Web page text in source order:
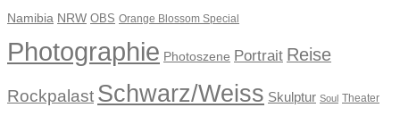
Namibia NRW OBS Orange Blossom Special
Photographie Photoszene Portrait Reise
Rockpalast Schwarz/Weiss Skulptur Soul Theater